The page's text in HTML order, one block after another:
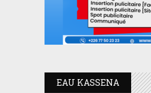
EAU KASSENA